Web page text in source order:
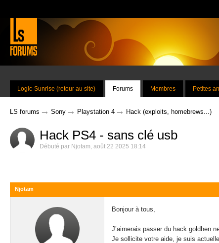
Logic-Sunrise (retour au site) Forums Membres Petites
LS forums → Sony → Playstation 4 → Hack (exploits, homebrews...)
Hack PS4 - sans clé usb
Débuté par Njotam, août 22 2025 18:14
Njotam
Bonjour à tous,
J’aimerais passer du hack goldhen
Je sollicite votre aide, je suis